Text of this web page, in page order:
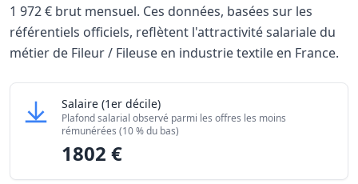
1 972 € brut mensuel. Ces données, basées sur les
référentiels officiels, reflètent l'attractivité salariale du
métier de Fileur / Fileuse en industrie textile en France.
Grille salariale Fileur / Fileuse en industrie textile
Niveau de salaire (Déciles)
Salaire minimum (10% les moins rémunérés)
Salaire maximum (10% les mieux rémunérés)
Salaire Fileur / Fileuse en industrie textile
(1er décile)
Plafond salarial observé parmi les offres les moins
rémunérées (10 % du bas)
1802 €